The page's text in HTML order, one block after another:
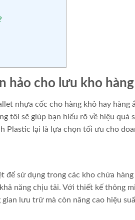
hảo cho lưu kho
nhựa cốc cho hàng khô hay hàng
tôi sẽ giúp bạn hiểu rõ về hiệu quả
Plastic lại là lựa chọn tối ưu cho
sử dụng trong các kho chứa
năng chịu tải. Với thiết kế thông
lưu trữ mà còn nâng cao hiệu